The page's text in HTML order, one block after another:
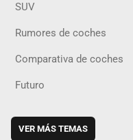
SUV
Rumores de coches
Comparativa de coches
Futuro
VER MÁS TEMAS